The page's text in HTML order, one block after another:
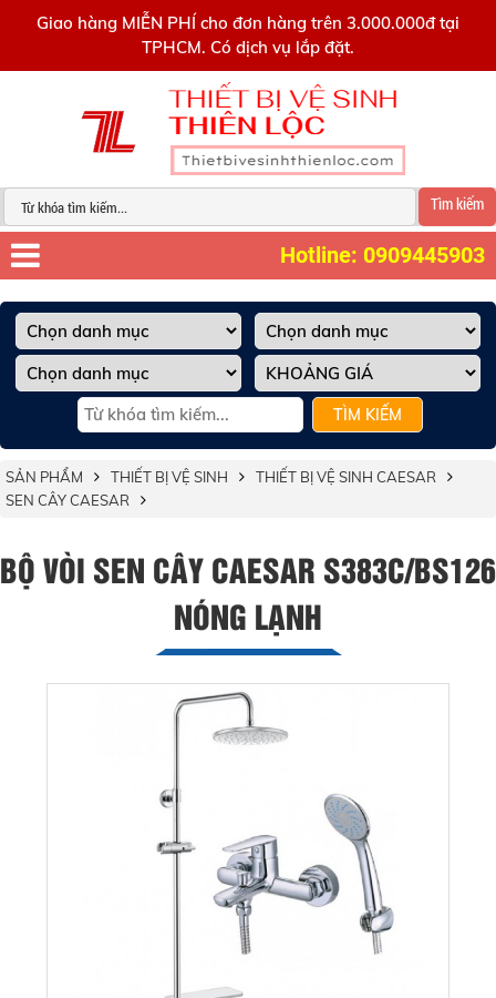
Giao hàng MIỄN PHÍ cho đơn hàng trên 3.000.000đ tại
TPHCM. Có dịch vụ lắp đặt.
Tìm kiếm
Hotline: 0909445903
TÌM KIẾM
SẢN PHẨM THIẾT BỊ VỆ SINH
THIẾT BỊ VỆ SINH CAESAR
SEN CÂY CAESAR
BỘ VÒI SEN CÂY CAESAR S383C/BS126
NÓNG LẠNH
0909445903